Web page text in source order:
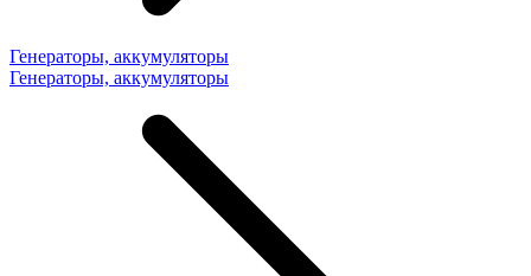
Генераторы, аккумуляторы
Генераторы, аккумуляторы